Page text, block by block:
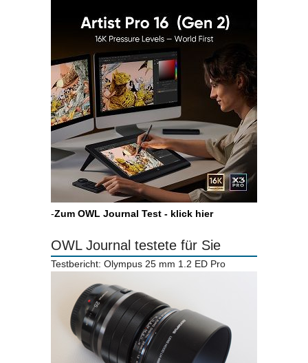
-Zum OWL Journal Test - klick hier
OWL Journal testete für Sie
Testbericht: Olympus 25 mm 1.2 ED Pro